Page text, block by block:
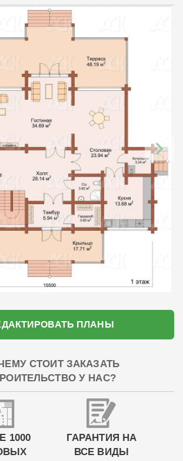
ПЛАНЫ
СТОИТ ЗАКАЗАТЬ
У НАС?
1000
ГАРАНТИЯ НА
ВСЕ ВИДЫ